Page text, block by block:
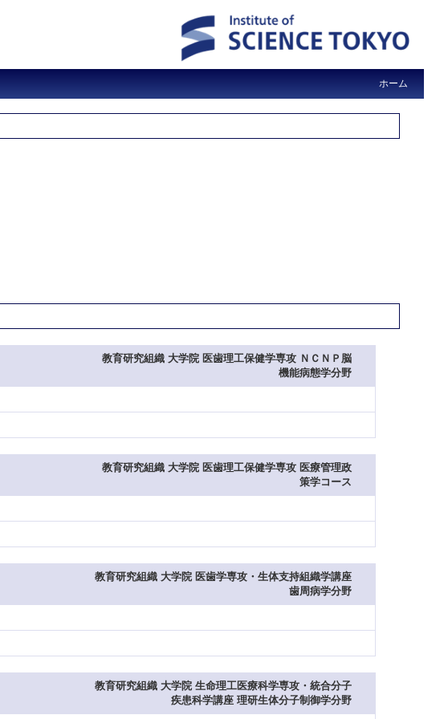
ホーム
教育研究組織 大学院 医歯理工保健学専攻 ＮＣＮＰ脳
機能病態学分野
教育研究組織 大学院 医歯理工保健学専攻 医療管理政
策学コース
教育研究組織 大学院 医歯学専攻・生体支持組織学講座
歯周病学分野
教育研究組織 大学院 生命理工医療科学専攻・統合分子
疾患科学講座 理研生体分子制御学分野